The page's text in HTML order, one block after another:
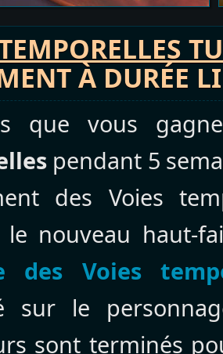
À DURÉE
que vous
pendant 5
des Voies
le nouveau haut-
des Voies
sur le
sont terminés